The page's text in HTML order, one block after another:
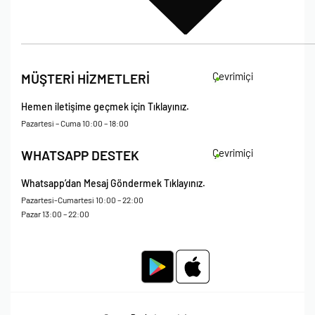
Çerez Politikası
Kişisel Verileri Koruma – Çerez ve Ticari İletişim Açık Rıza Metni
Mesafeli Satış Sözleşmesi
MÜŞTERİ HİZMETLERİ Çevrimiçi
Hemen iletişime geçmek için Tıklayınız.
Pazartesi – Cuma 10:00 – 18:00
WHATSAPP DESTEK Çevrimiçi
Whatsapp’dan Mesaj Göndermek Tıklayınız.
Pazartesi-Cumartesi 10:00 – 22:00
Pazar 13:00 – 22:00